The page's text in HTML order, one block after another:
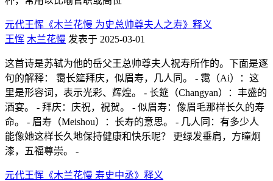
元代王恽《木兰花慢 为史总帅尊夫人之寿》释义
王恽 木兰花慢 发表于 2025-03-01
这首诗是苏轼为他的岳父王总帅尊夫人祝寿所作的。下面是逐
句的解释： 霭长筵拜庆，似眉寿，几人同。 - 霭（Ai）：这
里是形容词，表示光彩、辉煌。 - 长筵（Changyan）：丰盛的
酒宴。 - 拜庆：庆祝，祝贺。 - 似眉寿：像眉毛那样长久的寿
命。 - 眉寿（Meishou）：长寿的意思。 - 几人同：有多少人
能像她这样长久地保持健康和快乐呢？ 更绿发垂肩，方瞳炯
漆，五福尊崇。 -
元代王恽《木兰花慢 寿史中丞》释义